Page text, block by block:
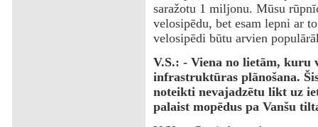
saražotu 1 miljonu. Mūsu
velosipēdu, bet esam lepni ar
velosipēdi būtu arvien
V.S.: - Viena no lietām, kuru
infrastruktūras plānošana.
noteikti nevajadzētu likt uz
palaist mopēdus pa Vanšu